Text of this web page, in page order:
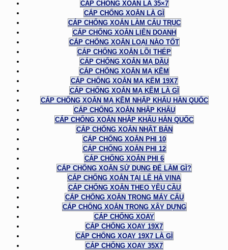
CÁP CHỐNG XOẮN LÀ 35×7
CÁP CHỐNG XOẮN LÀ GÌ
CÁP CHỐNG XOẮN LÀM CẨU TRỤC
CÁP CHỐNG XOẮN LIÊN DOANH
CÁP CHỐNG XOẮN LOẠI NÀO TỐT
CÁP CHỐNG XOẮN LÕI THÉP
CÁP CHỐNG XOẮN MẠ DẦU
CÁP CHỐNG XOẮN MẠ KẼM
CÁP CHỐNG XOẮN MẠ KẼM 19X7
CÁP CHỐNG XOẮN MẠ KẼM LÀ GÌ
CÁP CHỐNG XOẮN MẠ KẼM NHẬP KHẨU HÀN QUỐC
CÁP CHỐNG XOẮN NHẬP KHẨU
CÁP CHỐNG XOẮN NHẬP KHẨU HÀN QUỐC
CÁP CHỐNG XOẮN NHẬT BẢN
CÁP CHỐNG XOẮN PHI 10
CÁP CHỐNG XOẮN PHI 12
CÁP CHỐNG XOẮN PHI 6
CÁP CHỐNG XOẮN SỬ DỤNG ĐỂ LÀM GÌ?
CÁP CHỐNG XOẮN TẠI LÊ HÀ VINA
CÁP CHỐNG XOẮN THEO YÊU CẦU
CÁP CHỐNG XOẮN TRONG MÁY CẨU
CÁP CHỐNG XOẮN TRONG XÂY DỰNG
CÁP CHỐNG XOAY
CÁP CHỐNG XOAY 19X7
CÁP CHỐNG XOAY 19X7 LÀ GÌ
CÁP CHỐNG XOAY 35X7